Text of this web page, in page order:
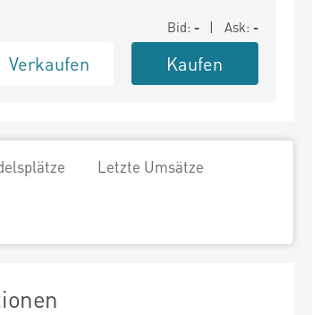
Bid: - | Ask: -
Verkaufen Kaufen
Letzte Umsätze